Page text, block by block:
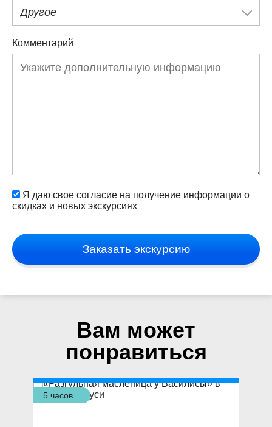
Другое
Комментарий
Я даю свое согласие на получение информации о
скидках и новых экскурсиях
Заказать экскурсию
Вам может
понравиться
5 часов